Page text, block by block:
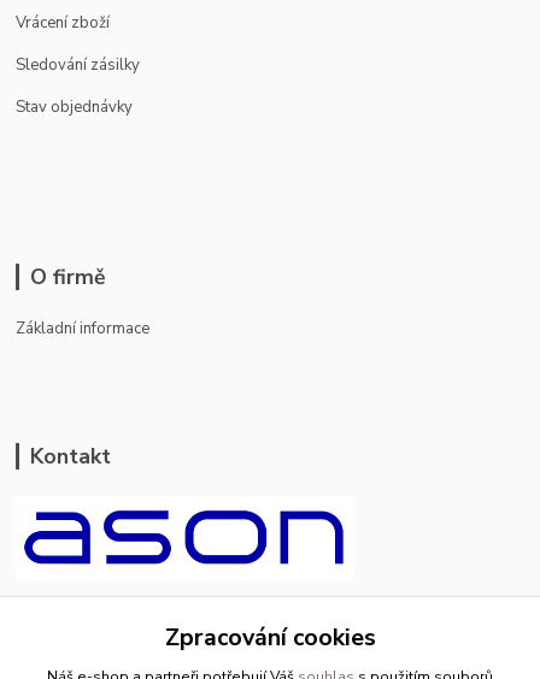
Vrácení zboží
Sledování zásilky
Stav objednávky
O firmě
Základní informace
Kontakt
+420 799 500 769
Zpracování cookies